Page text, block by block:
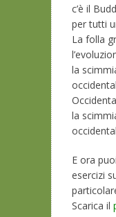
c’è il
per tutti
La folla
la
la
E ora
esercizi
Scarica il